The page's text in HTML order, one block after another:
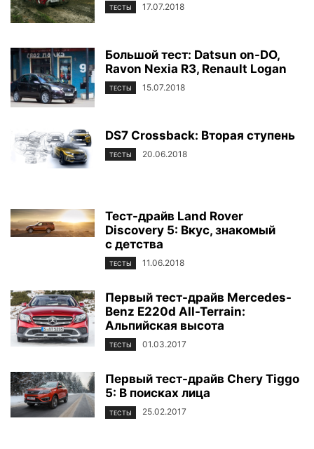
ТЕСТЫ 17.07.2018
Большой тест: Datsun on-DO,
Ravon Nexia R3, Renault Logan
ТЕСТЫ 15.07.2018
DS7 Crossback: Вторая ступень
ТЕСТЫ 20.06.2018
Тест-драйв Land Rover
Discovery 5: Вкус, знакомый
с детства
ТЕСТЫ 11.06.2018
Первый тест-драйв Mercedes-
Benz Е220d All-Terrain:
Альпийская высота
ТЕСТЫ 01.03.2017
Первый тест-драйв Chery Tiggo
5: В поисках лица
ТЕСТЫ 25.02.2017